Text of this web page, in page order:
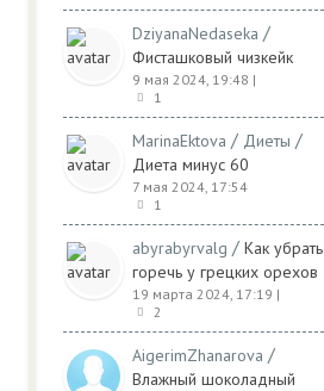
DziyanaNedaseka /
Фисташковый чизкейк
9 мая 2024, 19:48 |
1
MarinaEktova / Диеты /
Диета минус 60
7 мая 2024, 17:54
1
abyrabyrvalg / Как убрать
горечь у грецких орехов
19 марта 2024, 17:19 |
2
AigerimZhanarova /
Влажный шоколадный